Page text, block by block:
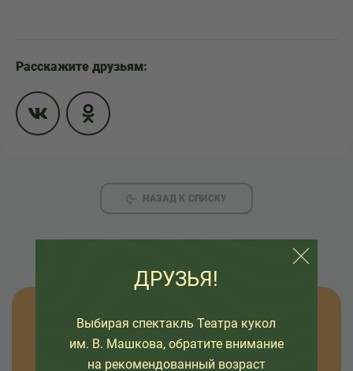
Расскажите друзьям:
НАЗАД К СПИСКУ
Узнавайте новости
Оставьте свой емайл, чтобы узнавать первыми
ДРУЗЬЯ!
Выбирая спектакль Театра кукол
им. В. Машкова, обратите внимание
на рекомендованный возраст